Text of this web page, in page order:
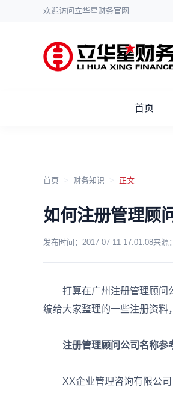
欢迎访问立华星财务官网
首页
首页 财务知识 正文
如何注册管理顾
发布时间： 2017-07-11 17:01:08来源
打算在广州注册管理顾问公
编给大家整理的一些注册资料
注册管理顾问公司名称参
XX企业管理咨询有限公司